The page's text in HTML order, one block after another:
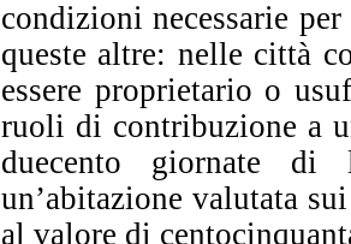
condizioni necessarie
queste altre: nelle città
essere proprietario o
ruoli di contribuzione a
duecento giornate
un’abitazione valutata
al valore di